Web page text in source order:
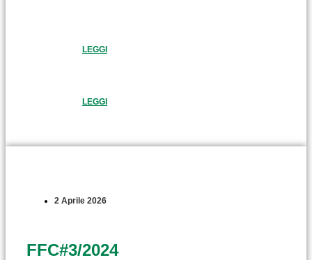
LEGGI
LEGGI
2 Aprile 2026
FFC#3/2024